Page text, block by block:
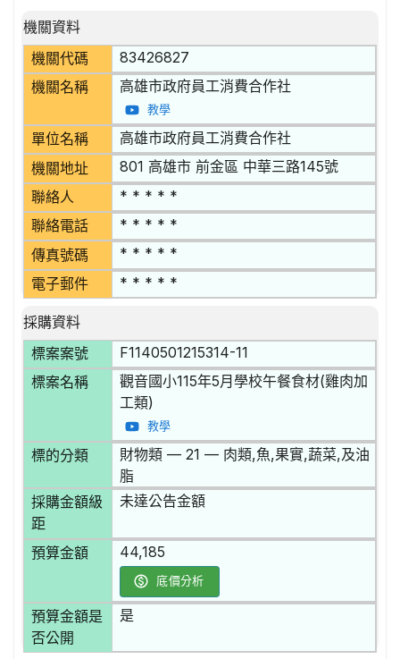
招標公告詳細內容
機關資料
機關代碼
83426827
機關名稱 高雄市政府員工消費合作社
教學
單位名稱 高雄市政府員工消費合作社
機關地址 801 高雄市 前金區 中華三路145號
聯絡人 * * * * *
聯絡電話 * * * * *
傳真號碼 * * * * *
電子郵件 * * * * *
採購資料
標案案號
F1140501215314-11
標案名稱
觀音國小115年5月學校午餐食材(雞肉加
工類)
教學
標的分類
財物類 — 21 — 肉類,魚,果實,蔬菜,及油
脂
採購金額級
距
未達公告金額
預算金額 44,185
底價分析
預算金額是
否公開
是